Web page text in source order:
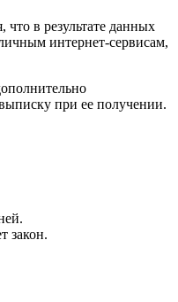
в результате данных
интернет-сервисам,
при ее получении.
закон.